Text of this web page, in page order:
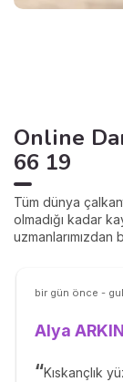
Online
66 19
Tüm dünya
olmadığı kadar
bir gün önce -
Alya ARKIN
Kıskançlık